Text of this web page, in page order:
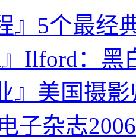
』5个最经
』Ilford：黑
』美国摄
子杂志